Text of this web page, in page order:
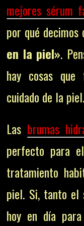
mejores sérum
por qué decimos
en la piel».
hay cosas
cuidado de la piel.
Las brumas
perfecto para
tratamiento
piel. Si, tanto el
hoy en día